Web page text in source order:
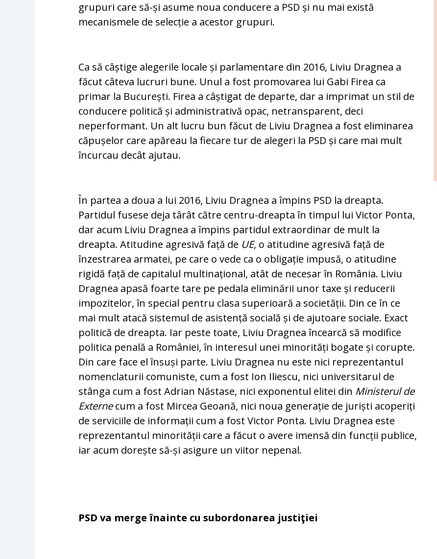
grupuri care să-și asume noua conducere a PSD și nu mai există
mecanismele de selecție a acestor grupuri.
Ca să câștige alegerile locale și parlamentare din 2016, Liviu Dragnea a
făcut câteva lucruri bune. Unul a fost promovarea lui Gabi Firea ca
primar la București. Firea a câștigat de departe, dar a imprimat un stil de
conducere politică și administrativă opac, netransparent, deci
neperformant. Un alt lucru bun făcut de Liviu Dragnea a fost eliminarea
căpușelor care apăreau la fiecare tur de alegeri la PSD și care mai mult
încurcau decât ajutau.
În partea a doua a lui 2016, Liviu Dragnea a împins PSD la dreapta.
Partidul fusese deja târât către centru-dreapta în timpul lui Victor Ponta,
dar acum Liviu Dragnea a împins partidul extraordinar de mult la
dreapta. Atitudine agresivă față de UE, o atitudine agresivă față de
înzestrarea armatei, pe care o vede ca o obligație impusă, o atitudine
rigidă față de capitalul multinațional, atât de necesar în România. Liviu
Dragnea apasă foarte tare pe pedala eliminării unor taxe și reducerii
impozitelor, în special pentru clasa superioară a societății. Din ce în ce
mai mult atacă sistemul de asistență socială și de ajutoare sociale. Exact
politică de dreapta. Iar peste toate, Liviu Dragnea încearcă să modifice
politica penală a României, în interesul unei minorități bogate și corupte.
Din care face el însuși parte. Liviu Dragnea nu este nici reprezentantul
nomenclaturii comuniste, cum a fost Ion Iliescu, nici universitarul de
stânga cum a fost Adrian Năstase, nici exponentul elitei din Ministerul de
Externecum a fost Mircea Geoană, nici noua generație de juriști acoperiți
de serviciile de informații cum a fost Victor Ponta. Liviu Dragnea este
reprezentantul minorității care a făcut o avere imensă din funcții publice,
iar acum dorește să-și asigure un viitor nepenal.
PSD va merge înainte cu subordonarea justiţiei